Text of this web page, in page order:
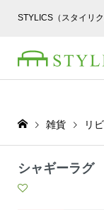
STYLICS（スタイリ
雑貨 リ
シャギーラグ